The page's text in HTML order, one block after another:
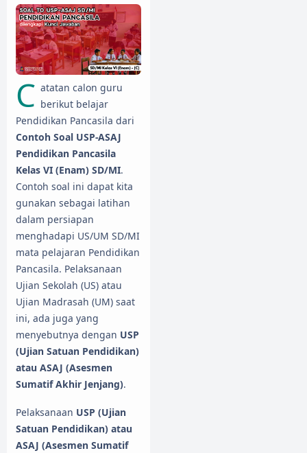
C atatan calon guru
berikut belajar
Pendidikan Pancasila dari
Contoh Soal USP-ASAJ
Pendidikan Pancasila
Kelas VI (Enam) SD/MI.
Contoh soal ini dapat kita
gunakan sebagai latihan
dalam persiapan
menghadapi US/UM SD/MI
mata pelajaran Pendidikan
Pancasila. Pelaksanaan
Ujian Sekolah (US) atau
Ujian Madrasah (UM) saat
ini, ada juga yang
menyebutnya dengan USP
(Ujian Satuan Pendidikan)
atau ASAJ (Asesmen
Sumatif Akhir Jenjang).
Pelaksanaan USP (Ujian
Satuan Pendidikan) atau
ASAJ (Asesmen Sumatif